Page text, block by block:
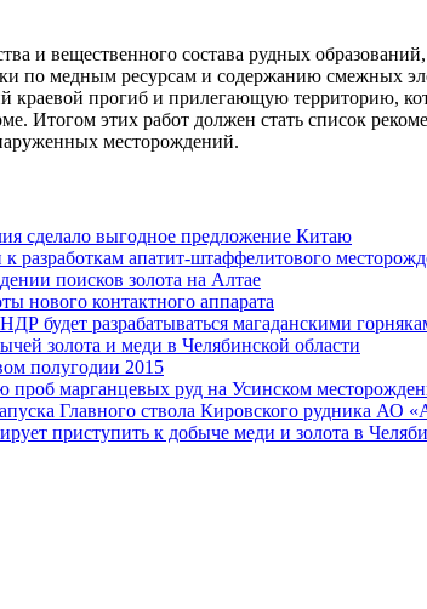
и вещественного состава рудных
по медным ресурсам и содержанию смежных
краевой прогиб и прилегающую территорию,
Итогом этих работ должен стать список
месторождений.
сделало выгодное предложение Китаю
разработкам апатит-штаффелитового
поисков золота на Алтае
нового контактного аппарата
будет разрабатываться магаданскими
золота и меди в Челябинской области
полугодии 2015
проб марганцевых руд на Усинском
Главного ствола Кировского рудника АО
приступить к добыче меди и золота в